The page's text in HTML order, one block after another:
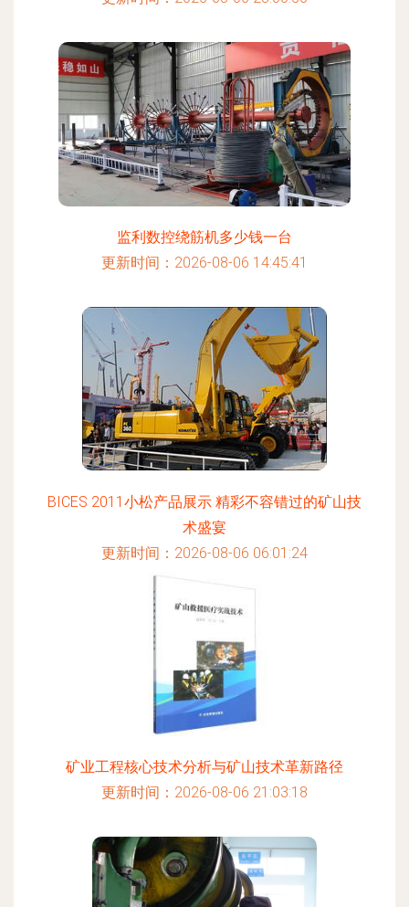
监利数控绕筋机多少钱一台
更新时间：2026-08-06 14:45:41
BICES 2011小松产品展示 精彩不容错过的矿山技
术盛宴
更新时间：2026-08-06 06:01:24
矿业工程核心技术分析与矿山技术革新路径
更新时间：2026-08-06 21:03:18